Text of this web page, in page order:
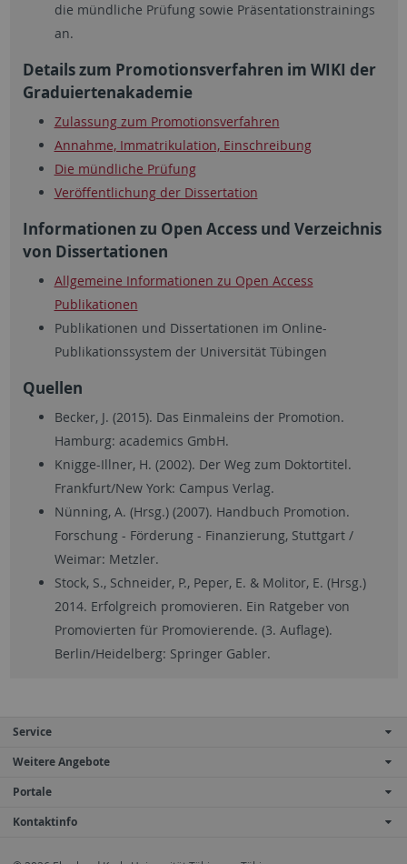
die mündliche Prüfung sowie Präsentationstrainings
an.
Details zum Promotionsverfahren im WIKI der
Graduiertenakademie
Zulassung zum Promotionsverfahren
Annahme, Immatrikulation, Einschreibung
Die mündliche Prüfung
Veröffentlichung der Dissertation
Informationen zu Open Access und Verzeichnis
von Dissertationen
Allgemeine Informationen zu Open Access
Publikationen
Publikationen und Dissertationen im Online-
Publikationssystem der Universität Tübingen
Quellen
Becker, J. (2015). Das Einmaleins der Promotion.
Hamburg: academics GmbH.
Knigge-Illner, H. (2002). Der Weg zum Doktortitel.
Frankfurt/New York: Campus Verlag.
Nünning, A. (Hrsg.) (2007). Handbuch Promotion.
Forschung - Förderung - Finanzierung, Stuttgart /
Weimar: Metzler.
Stock, S., Schneider, P., Peper, E. & Molitor, E. (Hrsg.)
2014. Erfolgreich promovieren. Ein Ratgeber von
Promovierten für Promovierende. (3. Auflage).
Berlin/Heidelberg: Springer Gabler.
Service
Weitere Angebote
Portale
Kontaktinfo